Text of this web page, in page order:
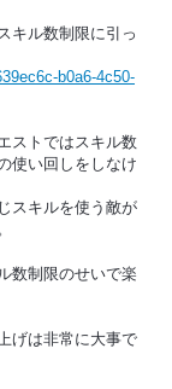
キル数制限に引っ
b0a6-4c50-
ストではスキル数
使い回しをしなけ
スキルを使う敵が
数制限のせいで楽
げは非常に大事で